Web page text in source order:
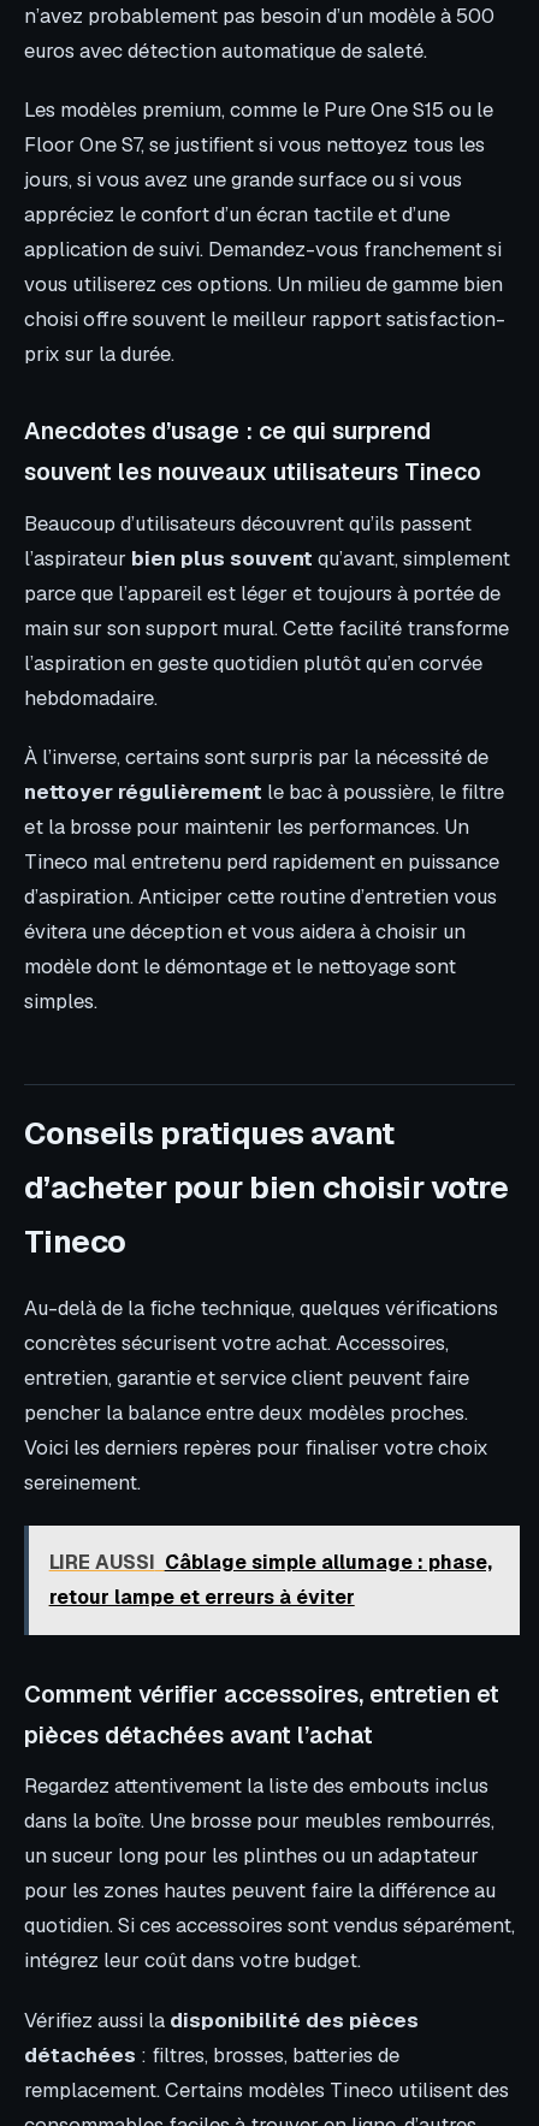
n’avez probablement pas besoin d’un modèle à 500
euros avec détection automatique de saleté.
Les modèles premium, comme le Pure One S15 ou le
Floor One S7, se justifient si vous nettoyez tous les
jours, si vous avez une grande surface ou si vous
appréciez le confort d’un écran tactile et d’une
application de suivi. Demandez-vous franchement si
vous utiliserez ces options. Un milieu de gamme bien
choisi offre souvent le meilleur rapport satisfaction-
prix sur la durée.
Anecdotes d’usage : ce qui surprend
souvent les nouveaux utilisateurs Tineco
Beaucoup d’utilisateurs découvrent qu’ils passent
l’aspirateur bien plus souvent qu’avant, simplement
parce que l’appareil est léger et toujours à portée de
main sur son support mural. Cette facilité transforme
l’aspiration en geste quotidien plutôt qu’en corvée
hebdomadaire.
À l’inverse, certains sont surpris par la nécessité de
nettoyer régulièrement le bac à poussière, le filtre
et la brosse pour maintenir les performances. Un
Tineco mal entretenu perd rapidement en puissance
d’aspiration. Anticiper cette routine d’entretien vous
évitera une déception et vous aidera à choisir un
modèle dont le démontage et le nettoyage sont
simples.
Conseils pratiques avant
d’acheter pour bien choisir votre
Tineco
Au-delà de la fiche technique, quelques vérifications
concrètes sécurisent votre achat. Accessoires,
entretien, garantie et service client peuvent faire
pencher la balance entre deux modèles proches.
Voici les derniers repères pour finaliser votre choix
sereinement.
LIRE AUSSI Câblage simple allumage : phase,
retour lampe et erreurs à éviter
Comment vérifier accessoires, entretien et
pièces détachées avant l’achat
Regardez attentivement la liste des embouts inclus
dans la boîte. Une brosse pour meubles rembourrés,
un suceur long pour les plinthes ou un adaptateur
pour les zones hautes peuvent faire la différence au
quotidien. Si ces accessoires sont vendus séparément,
intégrez leur coût dans votre budget.
Vérifiez aussi la disponibilité des pièces
détachées : filtres, brosses, batteries de
remplacement. Certains modèles Tineco utilisent des